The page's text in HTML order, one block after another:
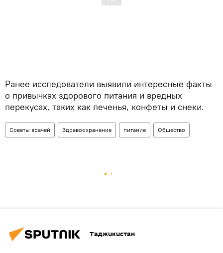
Ранее исследователи выявили интересные факты
о привычках здорового питания и вредных
перекусах, таких как печенья, конфеты и снеки.
Советы врачей Здравоохранение питание Общество
Таджикистан